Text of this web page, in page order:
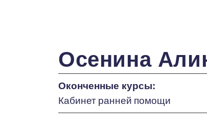
Осенина
Оконченные курсы:
Кабинет ранней помощи